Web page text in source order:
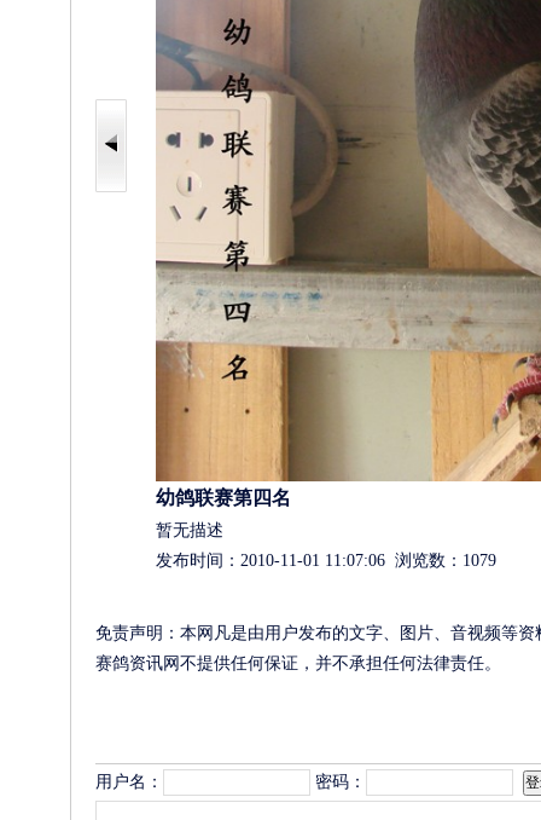
幼鸽联赛第四名
暂无描述
发布时间：2010-11-01 11:07:06 浏览数：1079
免责声明：本网凡是由用户发布的文字、图片、音视频等
赛鸽资讯网不提供任何保证，并不承担任何法律责任。
用户名： 密码：